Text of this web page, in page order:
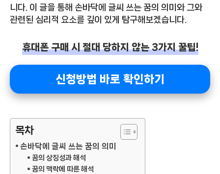
니다. 이 글을 통해 손바닥에 글씨 쓰는 꿈의 의미와 그와
관련된 심리적 요소를 깊이 있게 탐구해보겠습니다.
휴대폰 구매 시 절대 당하지 않는 3가지 꿀팁!
신청방법 바로 확인하기
목차
손바닥에 글씨 쓰는 꿈의 의미
꿈의 상징성과 해석
꿈의 맥락에 따른 해석